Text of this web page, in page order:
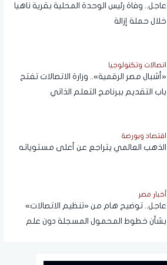
عاجل.. وفاة رئيس الوحدة المحلية بقرية ناهيا
خلال حملة إزالة
اتصالات وتكنولوجيا
«أشبال مصر الرقمية».. وزارة الاتصالات تفتح
باب التقديم ببرنامج التعلم الذاتي
اقتصاد وبورصة
الذهب العالمي يتراجع عن أعلى مستوياته
أخبار مصر
عاجل.. توضيح هام من «تنظيم الاتصالات»
بشأن خطوط المحمول المسجلة دون علم